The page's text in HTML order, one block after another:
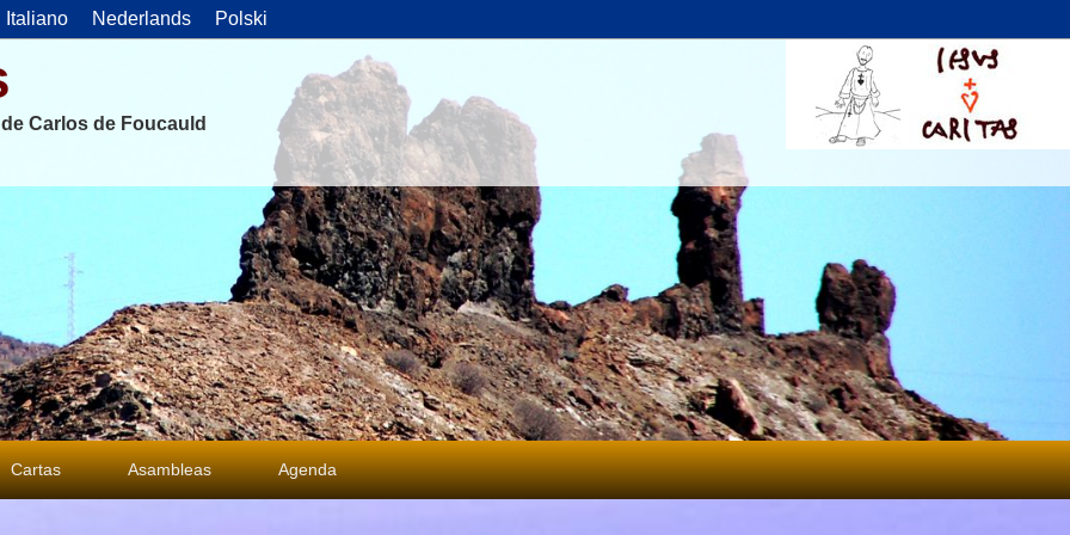
Italiano Nederlands Polski
Carlos de Foucauld
Cartas Asambleas Agenda